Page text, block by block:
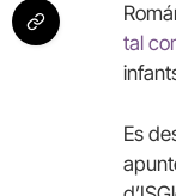
tal
Es